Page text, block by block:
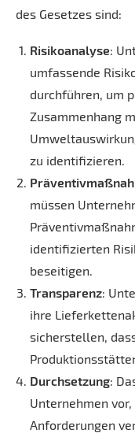
des Gesetzes sind:
Risikoanalyse:
umfassende
durchführen, um
Zusammenhang
zu identifizieren.
müssen
identifizierten
beseitigen.
Transparenz:
ihre
sicherstellen,
Durchsetzung:
Unternehmen
Anforderungen